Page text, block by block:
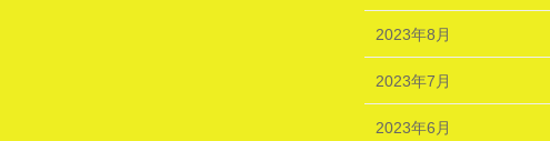
2023年8月
2023年7月
2023年6月